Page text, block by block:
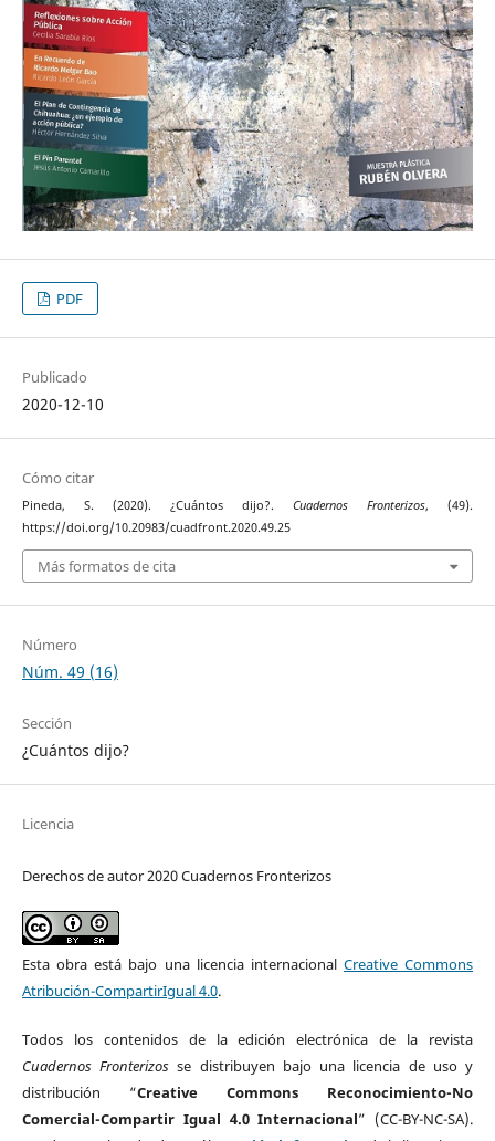
PDF
Publicado
2020-12-10
Cómo citar
Pineda, S. (2020). ¿Cuántos dijo?.Cuadernos Fronterizos, (49).
https://doi.org/10.20983/cuadfront.2020.49.25
Más formatos de cita
Número
Núm. 49 (16)
Sección
¿Cuántos dijo?
Licencia
Derechos de autor 2020 Cuadernos Fronterizos
Esta obra está bajo una licencia internacional Creative Commons
Atribución-CompartirIgual 4.0.
Todos los contenidos de la edición electrónica de la revista
Cuadernos Fronterizos se distribuyen bajo una licencia de uso y
distribución “Creative Commons Reconocimiento-No
Comercial-Compartir Igual 4.0 Internacional” (CC-BY-NC-SA).